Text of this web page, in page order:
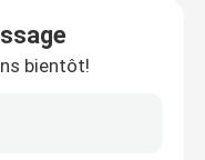
bientôt!